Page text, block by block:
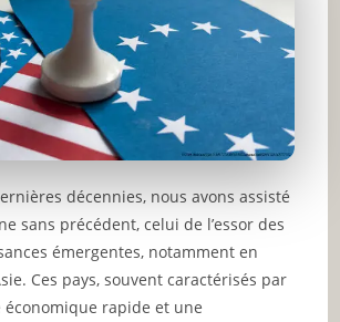
décennies, nous avons assisté
sans précédent, celui de l’essor des
émergentes, notamment en
Ces pays, souvent caractérisés par
économique rapide et une